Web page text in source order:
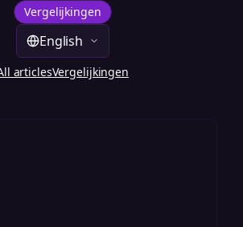
Vergelijkingen
English
articlesVergelijkingen